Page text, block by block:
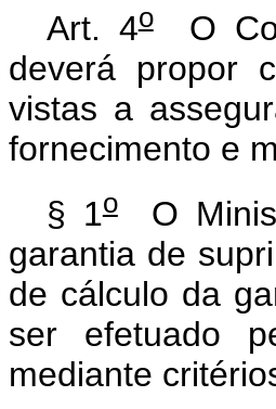
Art. 4oO
deverá propor
vistas a
fornecimento e
§ 1oO
garantia de
de cálculo da
ser efetuado
mediante